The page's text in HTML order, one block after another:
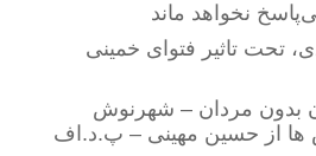
نخواهد ماند
تحت تاثیر فتوای خمینی
بدون مردان – شهرنوش
از حسین مهینی – پ.د.اف